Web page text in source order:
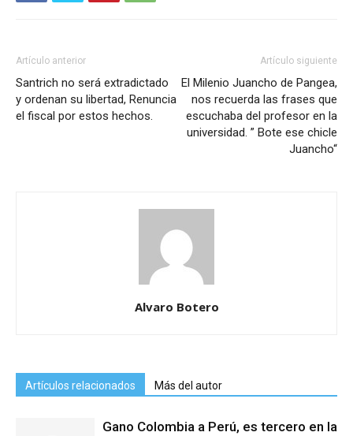
Artículo anterior
Santrich no será extradictado
y ordenan su libertad, Renuncia
el fiscal por estos hechos.
Artículo siguiente
El Milenio Juancho de Pangea,
nos recuerda las frases que
escuchaba del profesor en la
universidad. ” Bote ese chicle
Juancho“
Alvaro Botero
Artículos relacionados Más del autor
Gano Colombia a Perú, es tercero en la